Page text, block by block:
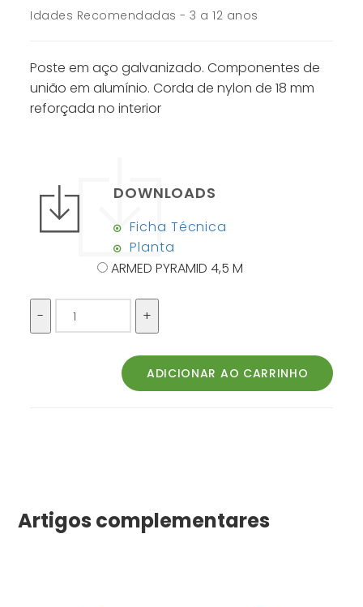
Idades Recomendadas - 3 a 12 anos
Poste em aço galvanizado. Componentes de
união em alumínio. Corda de nylon de 18 mm
reforçada no interior
DOWNLOADS
Ficha Técnica
Planta
ARMED PYRAMID 4,5 M
Artigos complementares